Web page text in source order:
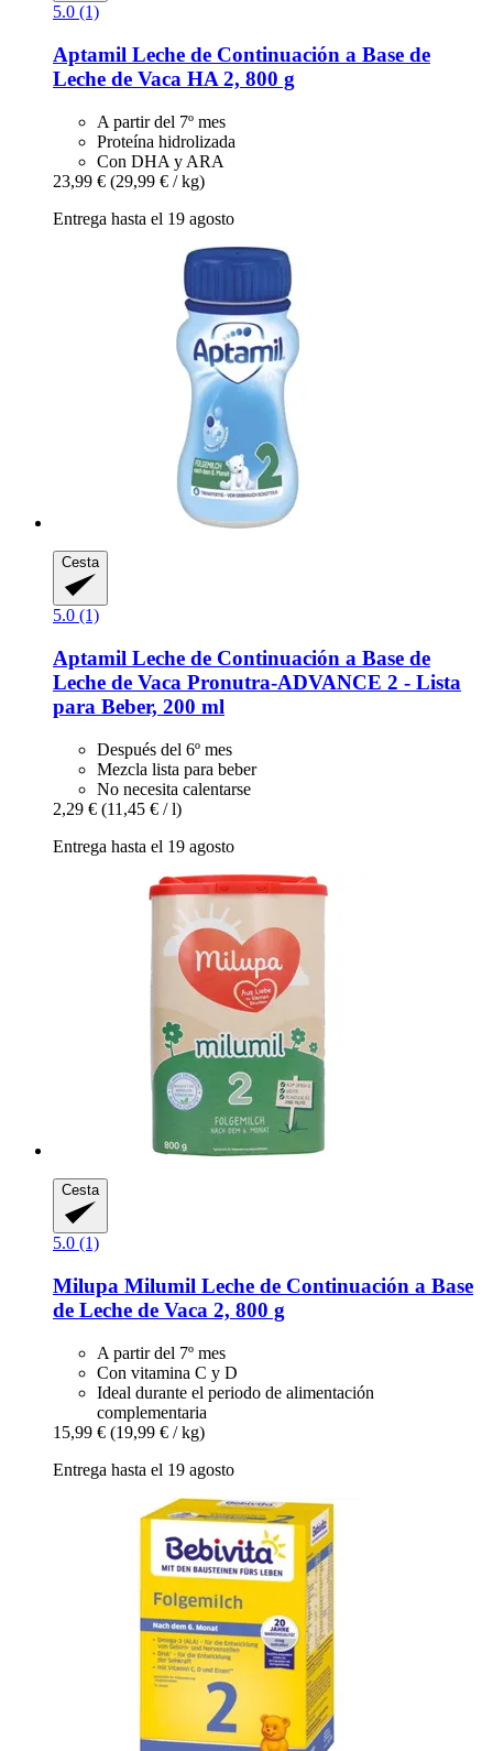
5.0 (1)
Aptamil Leche de Continuación a Base de
Leche de Vaca HA 2, 800 g
A partir del 7º mes
Proteína hidrolizada
Con DHA y ARA
23,99 € (29,99 € / kg)
Entrega hasta el 19 agosto
Cesta
5.0 (1)
Aptamil Leche de Continuación a Base de
Leche de Vaca Pronutra-​ADVANCE 2 -​ Lista
para Beber, 200 ml
Después del 6º mes
Mezcla lista para beber
No necesita calentarse
2,29 € (11,45 € / l)
Entrega hasta el 19 agosto
Cesta
5.0 (1)
Milupa Milumil Leche de Continuación a Base
de Leche de Vaca 2, 800 g
A partir del 7º mes
Con vitamina C y D
Ideal durante el periodo de alimentación
complementaria
15,99 € (19,99 € / kg)
Entrega hasta el 19 agosto